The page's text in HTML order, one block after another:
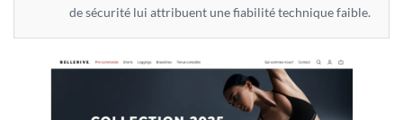
de sécurité lui attribuent une fiabilité technique faible.